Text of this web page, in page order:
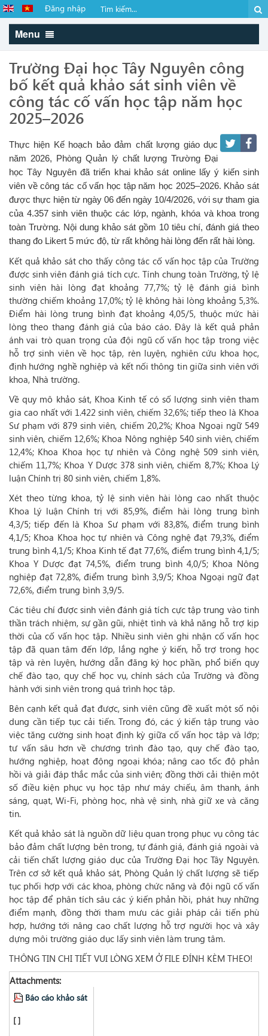
Đăng nhập
Menu
Trường Đại học Tây Nguyên công
bố kết quả khảo sát sinh viên về
công tác cố vấn học tập năm học
2025–2026
Thực hiện Kế hoạch bảo đảm chất lượng giáo dục
năm 2026, Phòng Quản lý chất lượng Trường Đại
học Tây Nguyên đã triển khai khảo sát online lấy ý kiến sinh
viên về công tác cố vấn học tập năm học 2025–2026. Khảo sát
được thực hiện từ ngày 06 đến ngày 10/4/2026, với sự tham gia
của 4.357 sinh viên thuộc các lớp, ngành, khóa và khoa trong
toàn Trường. Nội dung khảo sát gồm 10 tiêu chí, đánh giá theo
thang đo Likert 5 mức độ, từ rất không hài lòng đến rất hài lòng.
Kết quả khảo sát cho thấy công tác cố vấn học tập của Trường
được sinh viên đánh giá tích cực. Tính chung toàn Trường, tỷ lệ
sinh viên hài lòng đạt khoảng 77,7%; tỷ lệ đánh giá bình
thường chiếm khoảng 17,0%; tỷ lệ không hài lòng khoảng 5,3%.
Điểm hài lòng trung bình đạt khoảng 4,05/5, thuộc mức hài
lòng theo thang đánh giá của báo cáo. Đây là kết quả phản
ánh vai trò quan trọng của đội ngũ cố vấn học tập trong việc
hỗ trợ sinh viên về học tập, rèn luyện, nghiên cứu khoa học,
định hướng nghề nghiệp và kết nối thông tin giữa sinh viên với
khoa, Nhà trường.
Về quy mô khảo sát, Khoa Kinh tế có số lượng sinh viên tham
gia cao nhất với 1.422 sinh viên, chiếm 32,6%; tiếp theo là Khoa
Sư phạm với 879 sinh viên, chiếm 20,2%; Khoa Ngoại ngữ 549
sinh viên, chiếm 12,6%; Khoa Nông nghiệp 540 sinh viên, chiếm
12,4%; Khoa Khoa học tự nhiên và Công nghệ 509 sinh viên,
chiếm 11,7%; Khoa Y Dược 378 sinh viên, chiếm 8,7%; Khoa Lý
luận Chính trị 80 sinh viên, chiếm 1,8%.
Xét theo từng khoa, tỷ lệ sinh viên hài lòng cao nhất thuộc
Khoa Lý luận Chính trị với 85,9%, điểm hài lòng trung bình
4,3/5; tiếp đến là Khoa Sư phạm với 83,8%, điểm trung bình
4,1/5; Khoa Khoa học tự nhiên và Công nghệ đạt 79,3%, điểm
trung bình 4,1/5; Khoa Kinh tế đạt 77,6%, điểm trung bình 4,1/5;
Khoa Y Dược đạt 74,5%, điểm trung bình 4,0/5; Khoa Nông
nghiệp đạt 72,8%, điểm trung bình 3,9/5; Khoa Ngoại ngữ đạt
72,6%, điểm trung bình 3,9/5.
Các tiêu chí được sinh viên đánh giá tích cực tập trung vào tinh
thần trách nhiệm, sự gần gũi, nhiệt tình và khả năng hỗ trợ kịp
thời của cố vấn học tập. Nhiều sinh viên ghi nhận cố vấn học
tập đã quan tâm đến lớp, lắng nghe ý kiến, hỗ trợ trong học
tập và rèn luyện, hướng dẫn đăng ký học phần, phổ biến quy
chế đào tạo, quy chế học vụ, chính sách của Trường và đồng
hành với sinh viên trong quá trình học tập.
Bên cạnh kết quả đạt được, sinh viên cũng đề xuất một số nội
dung cần tiếp tục cải tiến. Trong đó, các ý kiến tập trung vào
việc tăng cường sinh hoạt định kỳ giữa cố vấn học tập và lớp;
tư vấn sâu hơn về chương trình đào tạo, quy chế đào tạo,
hướng nghiệp, hoạt động ngoại khóa; nâng cao tốc độ phản
hồi và giải đáp thắc mắc của sinh viên; đồng thời cải thiện một
số điều kiện phục vụ học tập như máy chiếu, âm thanh, ánh
sáng, quạt, Wi-Fi, phòng học, nhà vệ sinh, nhà giữ xe và căng
tin.
Kết quả khảo sát là nguồn dữ liệu quan trọng phục vụ công tác
bảo đảm chất lượng bên trong, tự đánh giá, đánh giá ngoài và
cải tiến chất lượng giáo dục của Trường Đại học Tây Nguyên.
Trên cơ sở kết quả khảo sát, Phòng Quản lý chất lượng sẽ tiếp
tục phối hợp với các khoa, phòng chức năng và đội ngũ cố vấn
học tập để phân tích sâu các ý kiến phản hồi, phát huy những
điểm mạnh, đồng thời tham mưu các giải pháp cải tiến phù
hợp, hướng tới nâng cao chất lượng hỗ trợ người học và xây
dựng môi trường giáo dục lấy sinh viên làm trung tâm.
THÔNG TIN CHI TIẾT VUI LÒNG XEM Ở FILE ĐÍNH KÈM THEO!
Attachments:
Báo cáo khảo sát
[ ]